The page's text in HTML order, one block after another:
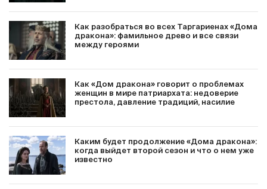
Как разобраться во всех Таргариенах «Дома
дракона»: фамильное древо и все связи
между героями
Как «Дом дракона» говорит о проблемах
женщин в мире патриархата: недоверие
престола, давление традиций, насилие
Каким будет продолжение «Дома дракона»:
когда выйдет второй сезон и что о нем уже
известно